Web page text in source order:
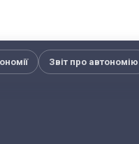
Звіт про автономію